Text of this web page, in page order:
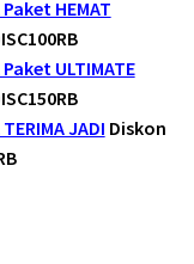
HEMAT
ULTIMATE
JADI Diskon